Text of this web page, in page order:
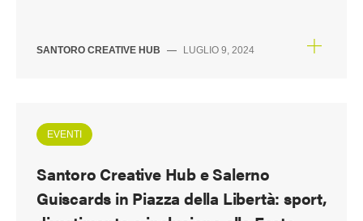
SANTORO CREATIVE HUB — LUGLIO 9, 2024
EVENTI
Santoro Creative Hub e Salerno
Guiscards in Piazza della Libertà: sport,